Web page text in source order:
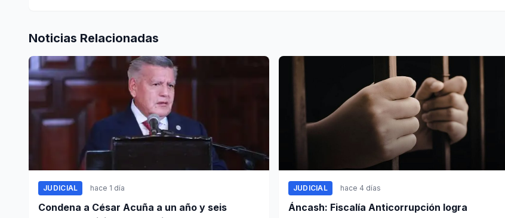
Noticias Relacionadas
JUDICIAL hace 1 día
Condena a César Acuña a un año y seis
JUDICIAL hace 4 días
Áncash: Fiscalía Anticorrupción logra